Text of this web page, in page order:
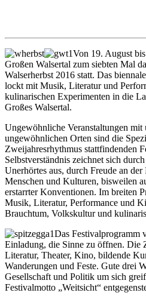
Von 19. August
Großen Walsertal zum siebten Mal
Walserherbst 2016 statt. Das
lockt mit Musik, Literatur und
kulinarischen Experimenten in die
Großes Walsertal.
Ungewöhnliche Veranstaltungen
ungewöhnlichen Orten sind die
Zweijahresrhythmus stattfindenden
Selbstverständnis zeichnet sich
Unerhörtes aus, durch Freude an
Menschen und Kulturen, bisweilen
erstarrter Konventionen. Im breiten
Musik, Literatur, Performance und
Brauchtum, Volkskultur und
Das Festivalprogramm
Einladung, die Sinne zu öffnen. Die
Literatur, Theater, Kino, bildende
Wanderungen und Feste. Gute drei
Gesellschaft und Politik um sich
Festivalmotto „Weitsicht“